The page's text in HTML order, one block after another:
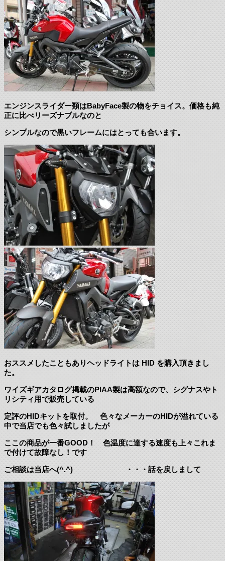
エンジンスライダー類はBabyFace製の物をチョイス。価格も純
正に比べリーズナブルなのと
シンプルなので黒いフレームにはとっても合います。
おススメしたこともありヘッドライトは HID を購入頂きまし
た。
ワイズギアカタログ掲載のPIAA製は高額なので、シグナスやト
リシティ用で販売している
定評のHIDキットを取付。 色々なメーカーのHIDが溢れている
中で当店でも色々試しましたが
ここの商品が一番GOOD！ 色温度に達する速度も上々これま
で付けて故障なし！です
ご相談は当店へ(^.^) ・・・話を戻しまして